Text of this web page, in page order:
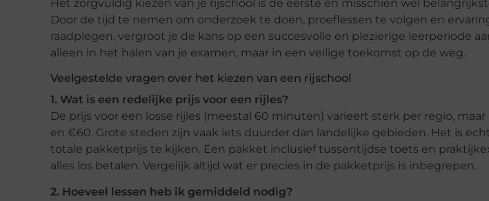
Het zorgvuldig kiezen van je rijschool is de eerste en misschien wel
Door de tijd te nemen om onderzoek te doen, proeflessen te volgen en
raadplegen, vergroot je de kans op een succesvolle en plezierige leerperiode
alleen in het halen van je examen, maar in een veilige toekomst op de weg.
Veelgestelde vragen over het kiezen van een rijschool
1. Wat is een redelijke prijs voor een rijles?
De prijs voor een losse rijles (meestal 60 minuten) varieert sterk per regio,
en €60. Grote steden zijn vaak iets duurder dan landelijke gebieden. Het is
totale pakketprijs te kijken. Een pakket inclusief tussentijdse toets en
alles los betalen. Vergelijk altijd wat er precies in de pakketprijs is inbegrepen.
2. Hoeveel lessen heb ik gemiddeld nodig?